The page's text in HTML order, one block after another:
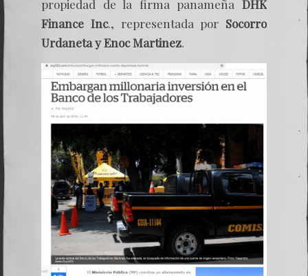
propiedad de la firma panameña DHK
Finance Inc., representada por Socorro
Urdaneta y EnocMartinez.